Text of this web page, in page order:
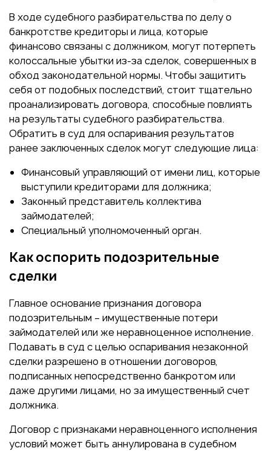
В ходе судебного разбирательства по делу о
банкротстве кредиторы и лица, которые
финансово связаны с должником, могут потерпеть
колоссальные убытки из-за сделок, совершенных в
обход законодательной нормы. Чтобы защитить
себя от подобных последствий, стоит тщательно
проанализировать договора, способные повлиять
на результаты судебного разбирательства.
Обратить в суд для оспаривания результатов
ранее заключенных сделок могут следующие лица:
Финансовый управляющий от имени лиц, которые
выступили кредиторами для должника;
Законный представитель коллектива
займодателей;
Специальный уполномоченный орган.
Как оспорить подозрительные
сделки
Главное основание признания договора
подозрительным – имущественные потери
займодателей или же неравноценное исполнение.
Подавать в суд с целью оспаривания незаконной
сделки разрешено в отношении договоров,
подписанных непосредственно банкротом или
даже другими лицами, но за имущественный счет
должника.
Договор с признаками неравноценного исполнения
условий может быть аннулирована в судебном